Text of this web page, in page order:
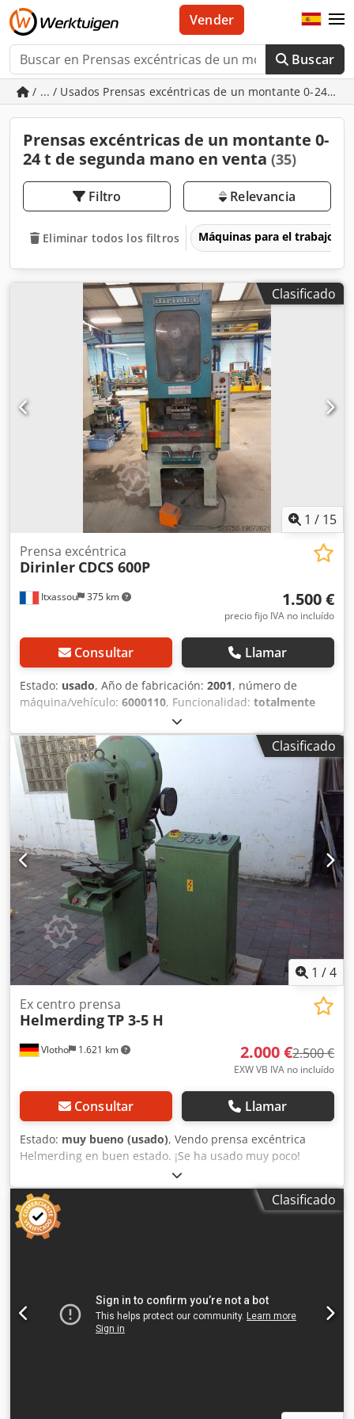
Buscar
Vender
/ ... / Usados Prensas excéntricas de un montante 0-24 t
Prensas excéntricas de un montante 0-
24 t de segunda mano en venta (35)
Filtro Relevancia
Eliminar todos los filtros Máquinas para el trabajo
Clasificado
1 / 15
Itxassou 375 km
Prensa excéntrica
Dirinler CDCS 600P
1.500 €
precio fijo IVA no incluído
Consultar Llamar
Estado: usado, Año de fabricación: 2001, número de
máquina/vehículo: 6000110, Funcionalidad: totalmente
, fuerza de prensado:
Equipamiento:documentación / manual, Prensa
excéntrica Dirinler en buen estado, última puesta en
servicio en 2024. Codpfx Ajwhbxqohtsrf Abrazadera lateral
inferior. Problema con la barrera de seguridad en la parte
delantera.
Clasificado
1 /4
Vlotho 1.621 km
Ex centro prensa
HelmerdingTP 3-5 H
2.000 €2.500 €
EXW VB IVA no incluído
Consultar Llamar
Estado: muy bueno (usado), Vendo prensa excéntrica
Helmerding en buen estado. ¡Se ha usado muy poco!
Clasificado